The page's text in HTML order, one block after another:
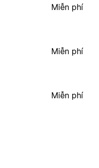
Miễn phí
Miễn phí
Miễn phí